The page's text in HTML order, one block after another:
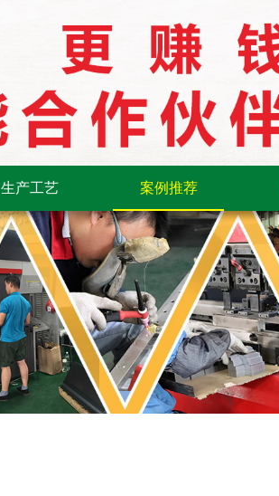
生产工艺 案例推荐